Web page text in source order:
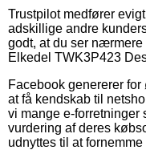
Trustpilot medfører
adskillige andre
godt, at du ser
Elkedel TWK3P423
Facebook genererer
at få kendskab til
vi mange e-forretninger
vurdering af deres
udnyttes til at